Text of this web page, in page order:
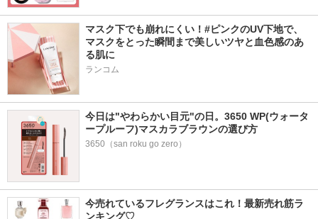
マスク下でも崩れにくい！#ピンクのUV下地で、
マスクをとった瞬間まで美しいツヤと血色感のあ
る肌に
ランコム
今日は"やわらかい目元"の日。3650 WP(ウォータ
ープルーフ)マスカラブラウンの選び方
3650（san roku go zero）
今売れているフレグランスはこれ！最新売れ筋ラ
ンキング♡